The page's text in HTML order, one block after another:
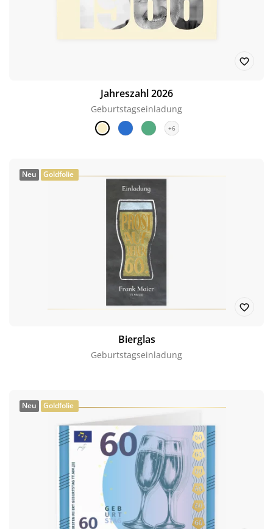
Jahreszahl 2026
Geburtstagseinladung
+6
Neu Goldfolie
Bierglas
Geburtstagseinladung
Neu Goldfolie